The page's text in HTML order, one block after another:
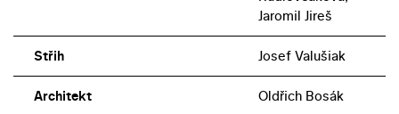
Jaromil Jireš
Střih Josef Valušiak
Architekt Oldřich Bosák